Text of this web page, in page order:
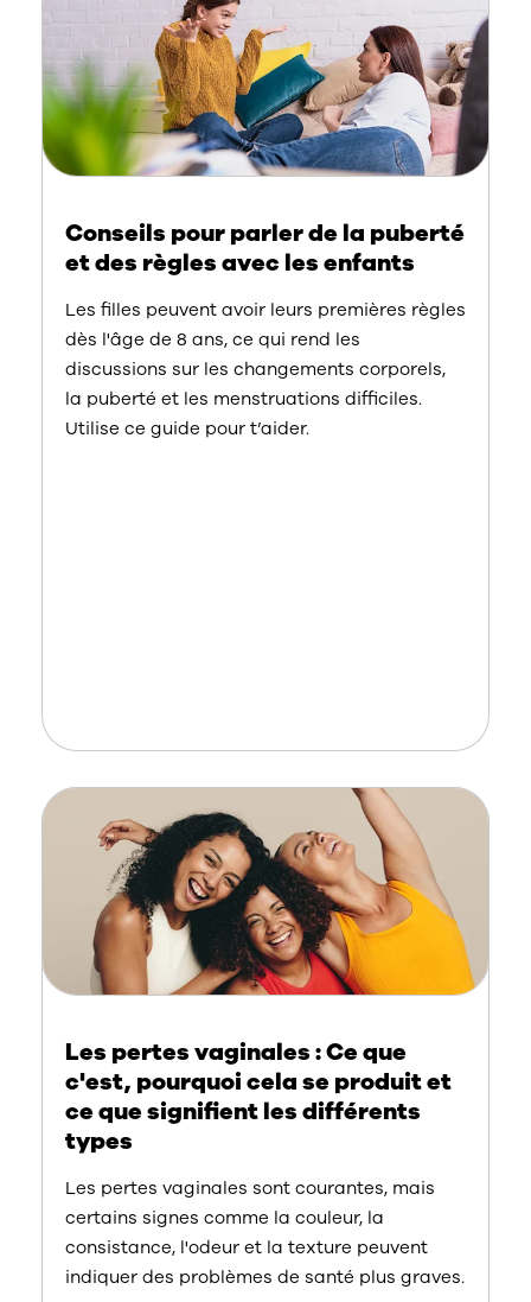
Conseils pour parler de la puberté
et des règles avec les enfants
Les filles peuvent avoir leurs premières règles
dès l'âge de 8 ans, ce qui rend les
discussions sur les changements corporels,
la puberté et les menstruations difficiles.
Utilise ce guide pour t’aider.
Les pertes vaginales : Ce que
c'est, pourquoi cela se produit et
ce que signifient les différents
types
Les pertes vaginales sont courantes, mais
certains signes comme la couleur, la
consistance, l'odeur et la texture peuvent
indiquer des problèmes de santé plus graves.